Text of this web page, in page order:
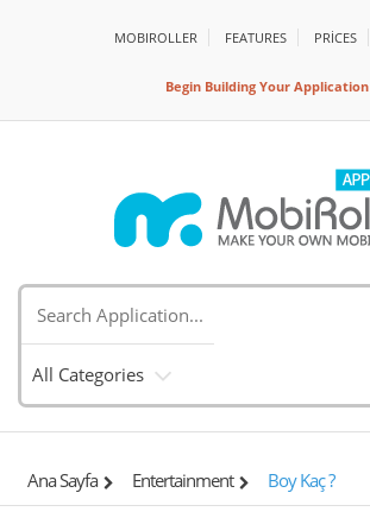
MOBIROLLER FEATURES PRİCES
Begin Building Your Application
All Categories
Ana Sayfa Entertainment Boy Kaç ?